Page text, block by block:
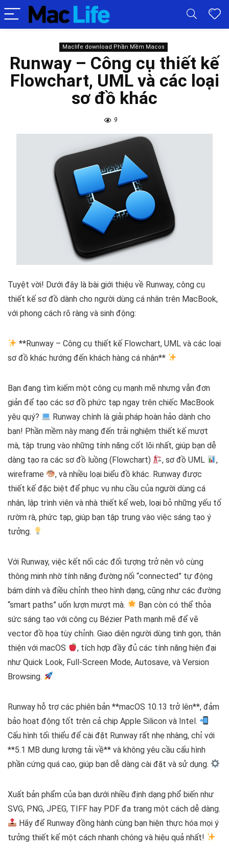
Maclife download Phần Mềm Macos
Runway – Công cụ thiết kế
Flowchart, UML và các loại
sơ đồ khác
9
Tuyệt vời! Dưới đây là bài giới thiệu về Runway, công cụ
thiết kế sơ đồ dành cho người dùng cá nhân trên MacBook,
với phong cách rõ ràng và sinh động:
**Runway – Công cụ thiết kế Flowchart, UML và các loại
sơ đồ khác hướng đến khách hàng cá nhân**
Bạn đang tìm kiếm một công cụ mạnh mẽ nhưng vẫn đơn
giản để tạo các sơ đồ phức tạp ngay trên chiếc MacBook
yêu quý?
Runway chính là giải pháp hoàn hảo dành cho
bạn! Phần mềm này mang đến trải nghiệm thiết kế mượt
mà, tập trung vào những tính năng cốt lõi nhất, giúp bạn dễ
dàng tạo ra các sơ đồ luồng (Flowchart)
, sơ đồ UML
,
wireframe
, và nhiều loại biểu đồ khác. Runway được
thiết kế đặc biệt để phục vụ nhu cầu của người dùng cá
nhân, lập trình viên và nhà thiết kế web, loại bỏ những yếu tố
rườm rà, phức tạp, giúp bạn tập trung vào việc sáng tạo ý
tưởng.
Với Runway, việc kết nối các đối tượng trở nên vô cùng
thông minh nhờ tính năng đường nối “connected” tự động
bám dính và điều chỉnh theo hình dạng, cũng như các đường
“smart paths” uốn lượn mượt mà.
Bạn còn có thể thỏa
sức sáng tạo với công cụ Bézier Path mạnh mẽ để vẽ
vector đồ họa tùy chỉnh. Giao diện người dùng tinh gọn, thân
thiện với macOS
, tích hợp đầy đủ các tính năng hiện đại
như Quick Look, Full-Screen Mode, Autosave, và Version
Browsing.
Runway hỗ trợ các phiên bản **macOS 10.13 trở lên**, đảm
bảo hoạt động tốt trên cả chip Apple Silicon và Intel.
Cấu hình tối thiểu để cài đặt Runway rất nhẹ nhàng, chỉ với
**5.1 MB dung lượng tải về** và không yêu cầu cấu hình
phần cứng quá cao, giúp bạn dễ dàng cài đặt và sử dụng.
Xuất bản phẩm của bạn dưới nhiều định dạng phổ biến như
SVG, PNG, JPEG, TIFF hay PDF đa trang một cách dễ dàng.
Hãy để Runway đồng hành cùng bạn hiện thực hóa mọi ý
tưởng thiết kế một cách nhanh chóng và hiệu quả nhất!